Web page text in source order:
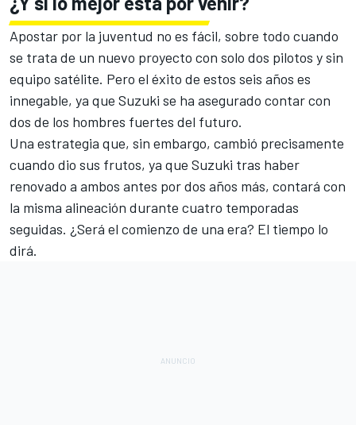
Apostar por la juventud no es fácil, sobre todo cuando
se trata de un nuevo proyecto con solo dos pilotos y sin
equipo satélite. Pero el éxito de estos seis años es
innegable, ya que Suzuki se ha asegurado contar con
dos de los hombres fuertes del futuro.
Una estrategia que, sin embargo, cambió precisamente
cuando dio sus frutos, ya que Suzuki tras haber
renovado a ambos antes por dos años más, contará con
la misma alineación durante cuatro temporadas
seguidas. ¿Será el comienzo de una era? El tiempo lo
dirá.